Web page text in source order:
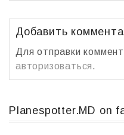
Добавить
Для отправки
авторизоваться.
Planespotter.MD on